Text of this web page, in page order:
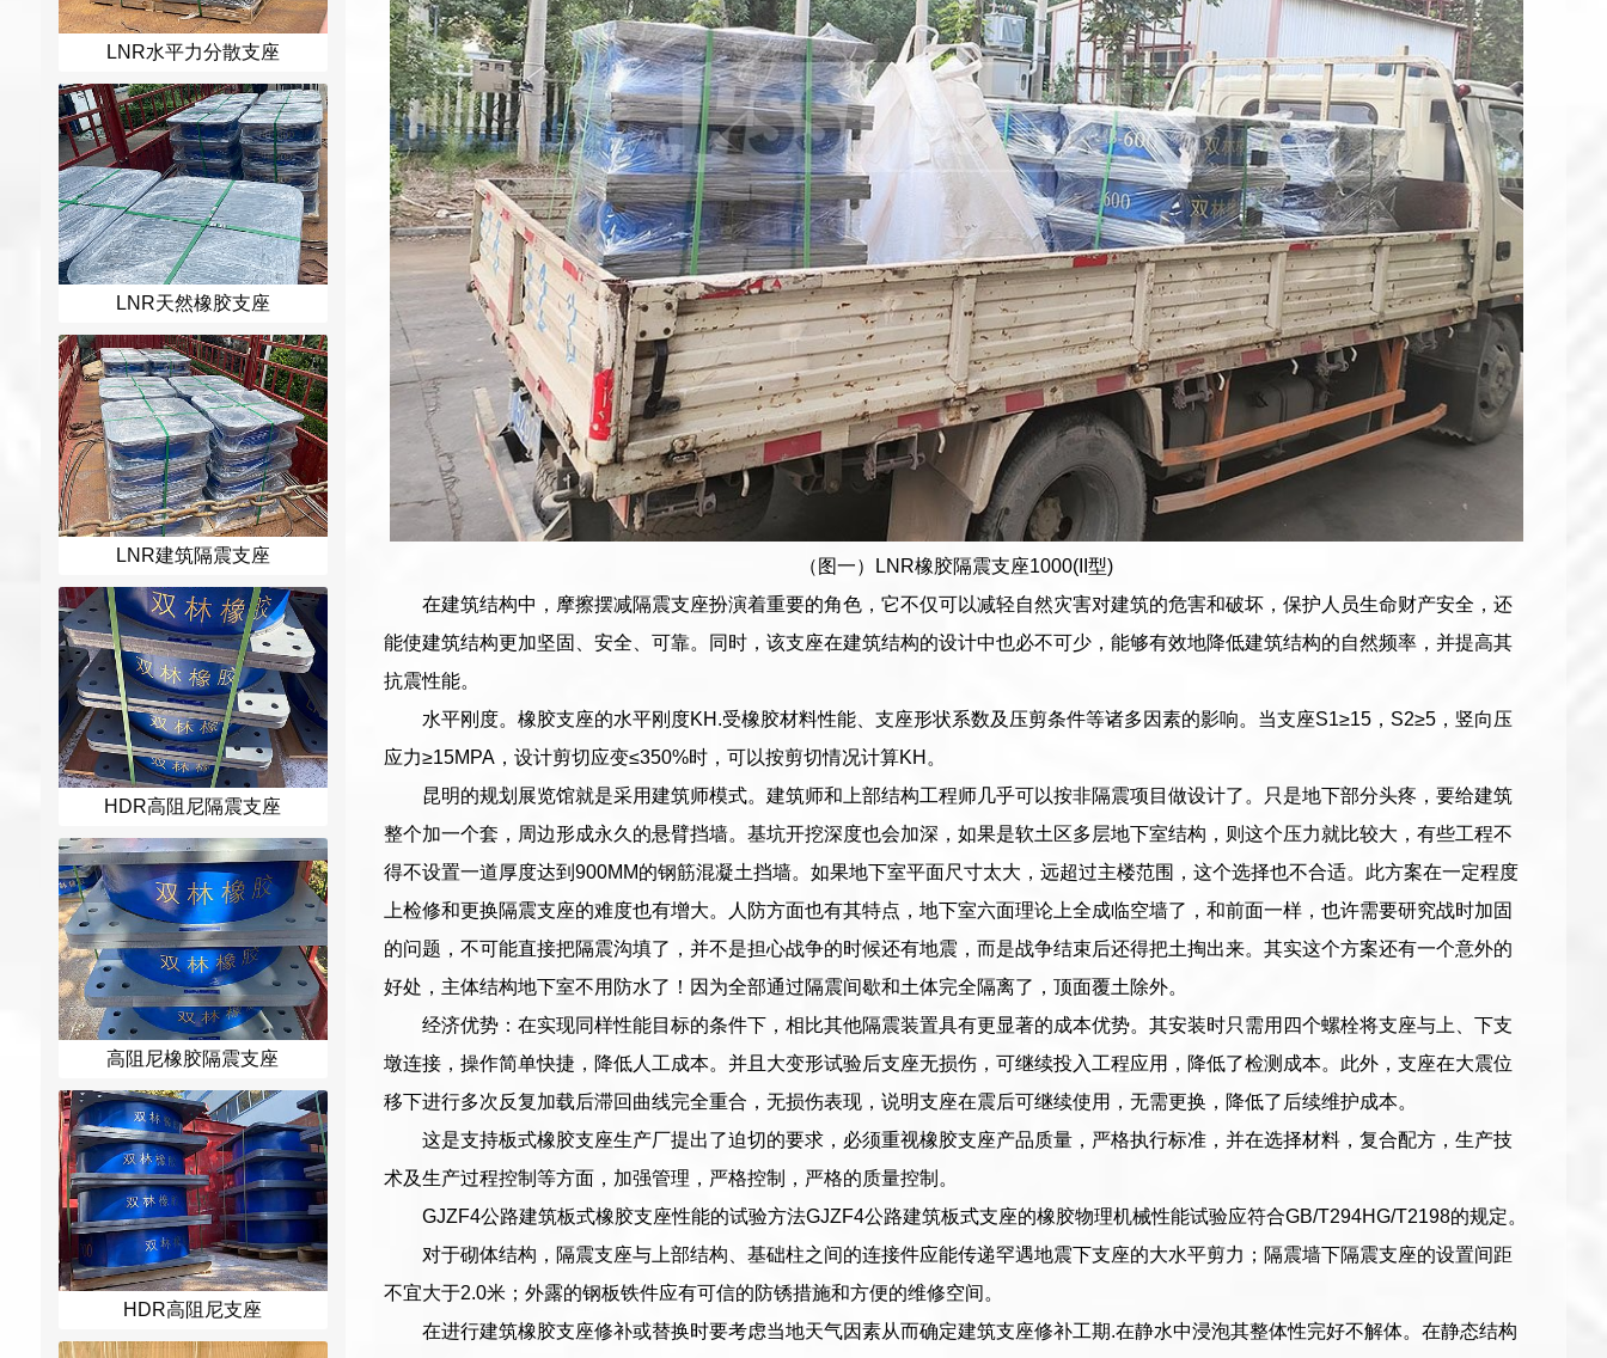
LNR水平力分散支座
LNR天然橡胶支座
LNR建筑隔震支座
HDR高阻尼隔震支座
高阻尼橡胶隔震支座
HDR高阻尼支座
（图一）LNR橡胶隔震支座1000(II型)
在建筑结构中，摩擦摆减隔震支座扮演着重要的角色，它不仅可以减轻自然灾害对建筑的危害和破坏，保护人员生命财产安全，还
能使建筑结构更加坚固、安全、可靠。同时，该支座在建筑结构的设计中也必不可少，能够有效地降低建筑结构的自然频率，并提高其
抗震性能。
水平刚度。橡胶支座的水平刚度KH.受橡胶材料性能、支座形状系数及压剪条件等诸多因素的影响。当支座S1≥15，S2≥5，竖向压
应力≥15MPA，设计剪切应变≤350%时，可以按剪切情况计算KH。
昆明的规划展览馆就是采用建筑师模式。建筑师和上部结构工程师几乎可以按非隔震项目做设计了。只是地下部分头疼，要给建筑
整个加一个套，周边形成永久的悬臂挡墙。基坑开挖深度也会加深，如果是软土区多层地下室结构，则这个压力就比较大，有些工程不
得不设置一道厚度达到900MM的钢筋混凝土挡墙。如果地下室平面尺寸太大，远超过主楼范围，这个选择也不合适。此方案在一定程度
上检修和更换隔震支座的难度也有增大。人防方面也有其特点，地下室六面理论上全成临空墙了，和前面一样，也许需要研究战时加固
的问题，不可能直接把隔震沟填了，并不是担心战争的时候还有地震，而是战争结束后还得把土掏出来。其实这个方案还有一个意外的
好处，主体结构地下室不用防水了！因为全部通过隔震间歇和土体完全隔离了，顶面覆土除外。
经济优势：在实现同样性能目标的条件下，相比其他隔震装置具有更显著的成本优势。其安装时只需用四个螺栓将支座与上、下支
墩连接，操作简单快捷，降低人工成本。并且大变形试验后支座无损伤，可继续投入工程应用，降低了检测成本。此外，支座在大震位
移下进行多次反复加载后滞回曲线完全重合，无损伤表现，说明支座在震后可继续使用，无需更换，降低了后续维护成本。
这是支持板式橡胶支座生产厂提出了迫切的要求，必须重视橡胶支座产品质量，严格执行标准，并在选择材料，复合配方，生产技
术及生产过程控制等方面，加强管理，严格控制，严格的质量控制。
GJZF4公路建筑板式橡胶支座性能的试验方法GJZF4公路建筑板式支座的橡胶物理机械性能试验应符合GB/T294HG/T2198的规定。
对于砌体结构，隔震支座与上部结构、基础柱之间的连接件应能传递罕遇地震下支座的大水平剪力；隔震墙下隔震支座的设置间距
不宜大于2.0米；外露的钢板铁件应有可信的防锈措施和方便的维修空间。
在进行建筑橡胶支座修补或替换时要考虑当地天气因素从而确定建筑支座修补工期.在静水中浸泡其整体性完好不解体。在静态结构